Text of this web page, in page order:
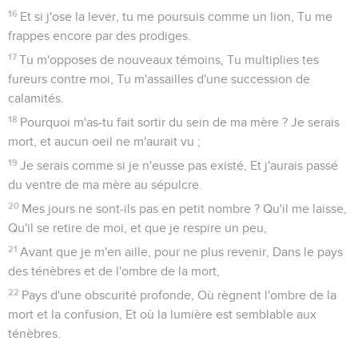
16 Et si j'ose la lever, tu me poursuis comme un lion, Tu me
frappes encore par des prodiges.
17 Tu m'opposes de nouveaux témoins, Tu multiplies tes
fureurs contre moi, Tu m'assailles d'une succession de
calamités.
18 Pourquoi m'as-tu fait sortir du sein de ma mère ? Je serais
mort, et aucun oeil ne m'aurait vu ;
19 Je serais comme si je n'eusse pas existé, Et j'aurais passé
du ventre de ma mère au sépulcre.
20 Mes jours ne sont-ils pas en petit nombre ? Qu'il me laisse,
Qu'il se retire de moi, et que je respire un peu,
21 Avant que je m'en aille, pour ne plus revenir, Dans le pays
des ténèbres et de l'ombre de la mort,
22 Pays d'une obscurité profonde, Où règnent l'ombre de la
mort et la confusion, Et où la lumière est semblable aux
ténèbres.